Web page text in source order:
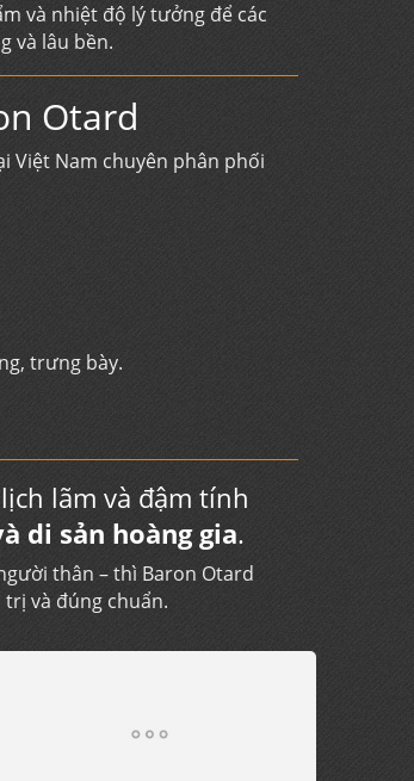
và nhiệt độ lý tưởng để các
và lâu bền.
Otard
Việt Nam chuyên phân phối
trưng bày.
lãm và đậm tính
di sản hoàng gia.
thân – thì Baron Otard
và đúng chuẩn.